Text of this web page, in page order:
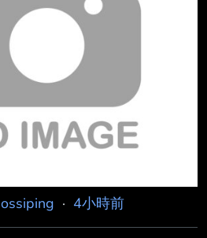
食用油。台灣高等檢察署主任
度表示，台糖通報問題真正
品事業部」，整起事件的核心
依法負有通報義務」。 陳宏
的是，台糖是否早已知悉原料
？是否依食品安全 相關法令
行通報義務？是否延誤通報主
· 4小時前